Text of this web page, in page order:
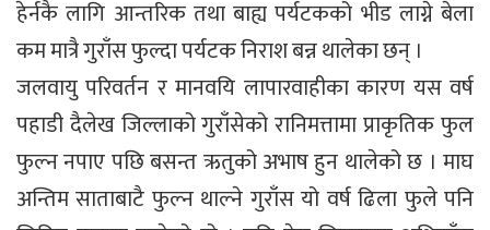
हेर्नकै लागि आन्तरिक तथा बाह्य पर्यटकको भीड लाग्ने बेला
कम मात्रै गुराँस फुल्दा पर्यटक निराश बन्न थालेका छन् ।
जलवायु परिवर्तन र मानवयि लापारवाहीका कारण यस वर्ष
पहाडी दैलेख जिल्लाको गुराँसेको रानिमत्तामा प्राकृतिक फुल
फुल्न नपाए पछि बसन्त ऋतुको अभाष हुन थालेको छ । माघ
अन्तिम साताबाटै फुल्न थाल्ने गुराँस यो वर्ष ढिला फुले पनि